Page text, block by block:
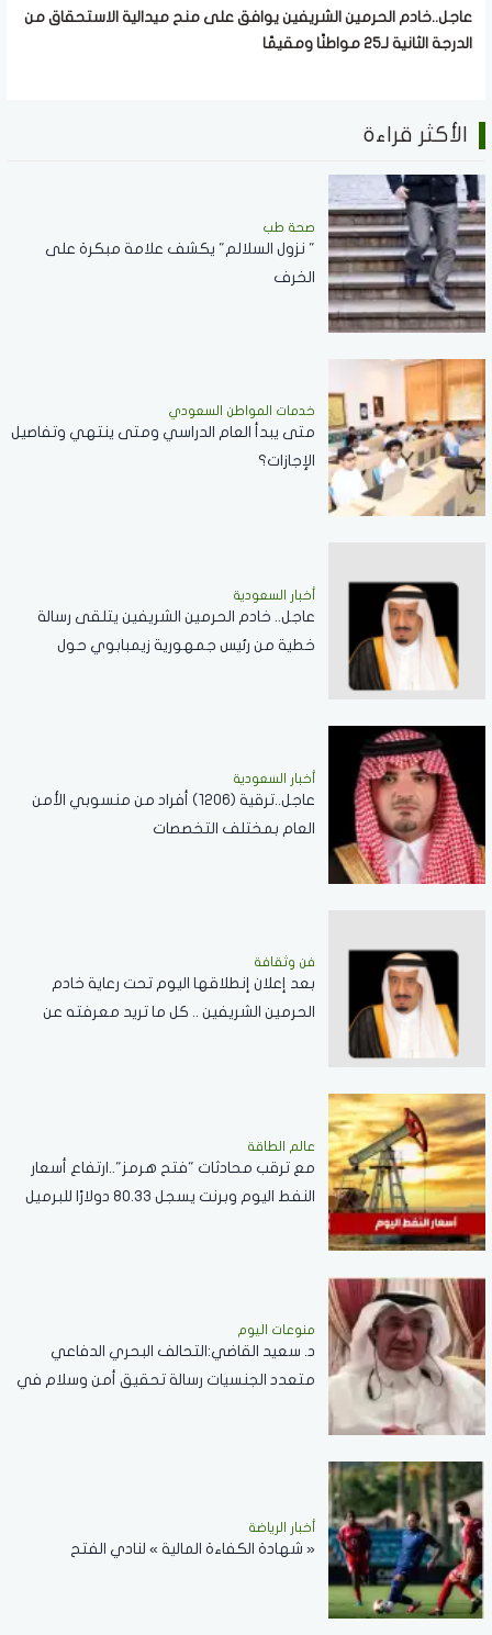
عاجل..خادم الحرمين الشريفين يوافق على منح ميدالية الاستحقاق من
الدرجة الثانية لـ25 مواطنًا ومقيمًا
الأكثر قراءة
صحة طب
" نزول السلالم" يكشف علامة مبكرة على
الخرف
خدمات المواطن السعودي
‏متى يبدأ العام الدراسي ومتى ينتهي وتفاصيل
الإجازات؟
أخبار السعودية
عاجل.. خادم الحرمين الشريفين يتلقى رسالة
خطية من رئيس جمهورية زيمبابوي حول
أخبار السعودية
عاجل..ترقية (1206) أفراد من منسوبي الأمن
العام بمختلف التخصصات
فن وثقافة
بعد إعلان إنطلاقها اليوم تحت رعاية خادم
الحرمين الشريفين .. كل ما تريد معرفته عن
عالم الطاقة
مع ترقب محادثات "فتح هرمز"..ارتفاع أسعار
النفط اليوم وبرنت يسجل 80.33 دولارًا للبرميل
منوعات اليوم
د. سعيد القاضي:التحالف البحري الدفاعي
متعدد الجنسيات رسالة تحقيق أمن وسلام في
أخبار الرياضة
« شهادة الكفاءة المالية » لنادي الفتح